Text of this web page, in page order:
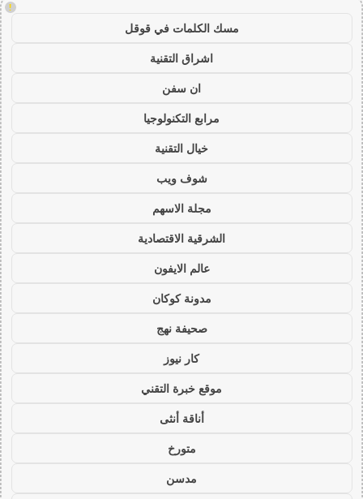
!
مسك الكلمات في قوقل
اشراق التقنية
ان سفن
مرابع التكنولوجيا
خيال التقنية
شوف ويب
مجلة الاسهم
الشرقية الاقتصادية
عالم الايفون
مدونة كوكان
صحيفة نهج
كار نيوز
موقع خبرة التقني
أناقة أنثى
متورخ
مدسن